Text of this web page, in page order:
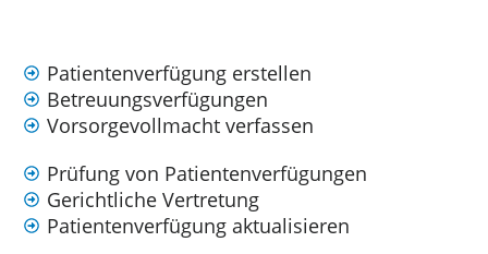
Patientenverfügung erstellen
Betreuungsverfügungen
Vorsorgevollmacht verfassen
Prüfung von Patientenverfügungen
Gerichtliche Vertretung
Patientenverfügung aktualisieren